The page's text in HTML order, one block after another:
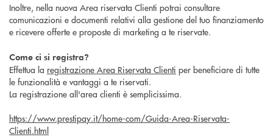
Inoltre, nella nuova Area riservata Clienti potrai consultare
comunicazioni e documenti relativi alla gestione del tuo finanziamento
e ricevere offerte e proposte di marketing a te riservate.
Come ci si registra?
Effettua la registrazione Area Riservata Clienti per beneficiare di tutte
le funzionalità e vantaggi a te riservati.
La registrazione all'area clienti è semplicissima.
https://www.prestipay.it/home-com/Guida-Area-Riservata-
Clienti.html